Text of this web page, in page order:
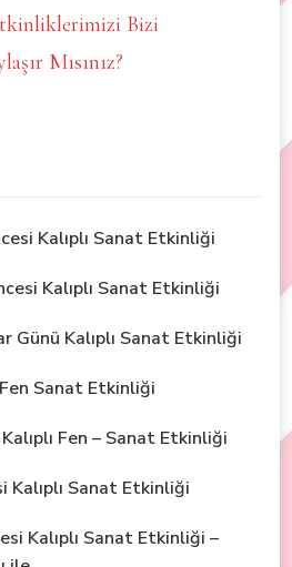
Bizi
Mısınız?
Kalıplı Sanat Etkinliği
Kalıplı Sanat Etkinliği
Günü Kalıplı Sanat Etkinliği
Sanat Etkinliği
Fen – Sanat Etkinliği
Kalıplı Sanat Etkinliği
Kalıplı Sanat Etkinliği –